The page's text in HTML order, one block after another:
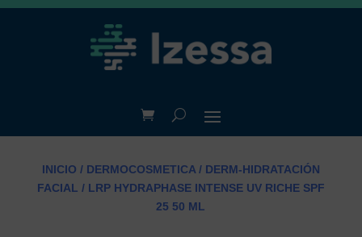
INICIO / DERMOCOSMETICA/ DERM-HIDRATACIÓN
FACIAL / LRP HYDRAPHASE INTENSE UV RICHE SPF
25 50 ML